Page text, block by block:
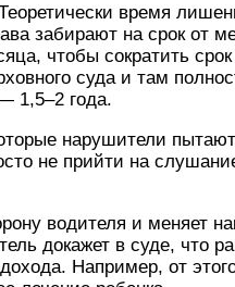
время
забирают на срок от
чтобы сократить
суда и там
1,5–2 года.
нарушители
не прийти на
водителя и меняет
докажет в суде, что
Например, от